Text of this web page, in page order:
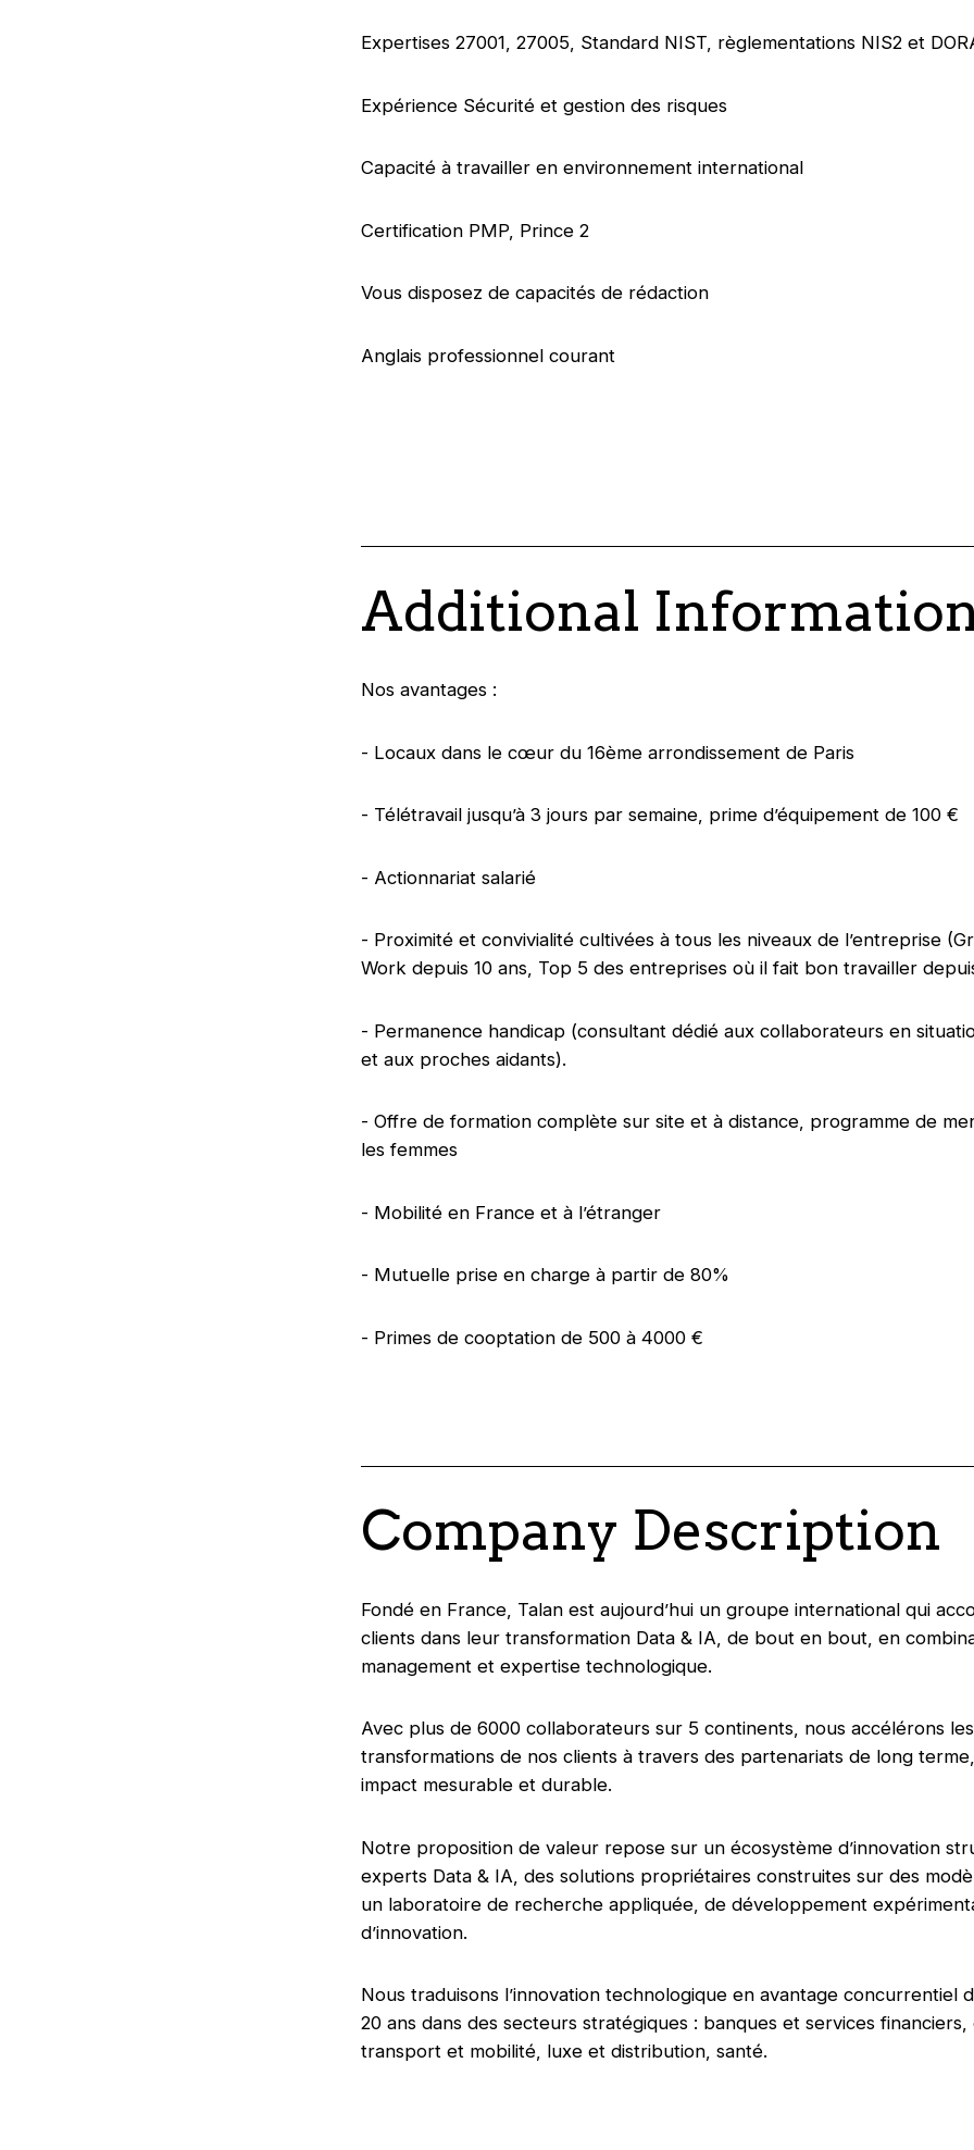
Expertises 27001, 27005, Standard NIST, règlementations NIS2 et
Expérience Sécurité et gestion des risques
Capacité à travailler en environnement international
Certification PMP, Prince 2
Vous disposez de capacités de rédaction
Anglais professionnel courant
Additional
Nos avantages :
- Locaux dans le cœur du 16ème arrondissement de Paris
- Télétravail jusqu’à 3 jours par semaine, prime d’équipement de 100 €
- Actionnariat salarié
- Proximité et convivialité cultivées à tous les niveaux de l’entreprise
Work depuis 10 ans, Top 5 des entreprises où il fait bon travailler
- Permanence handicap (consultant dédié aux collaborateurs en
et aux proches aidants).
- Offre de formation complète sur site et à distance, programme de
les femmes
- Mobilité en France et à l’étranger
- Mutuelle prise en charge à partir de 80%
- Primes de cooptation de 500 à 4000 €
Company Description
Fondé en France, Talan est aujourd’hui un groupe international qui
clients dans leur transformation Data & IA, de bout en bout, en
management et expertise technologique.
Avec plus de 6000 collaborateurs sur 5 continents, nous accélérons les
transformations de nos clients à travers des partenariats de long
impact mesurable et durable.
Notre proposition de valeur repose sur un écosystème d’innovation
experts Data & IA, des solutions propriétaires construites sur des
un laboratoire de recherche appliquée, de développement
d’innovation.
Nous traduisons l’innovation technologique en avantage concurrentiel
20 ans dans des secteurs stratégiques : banques et services financiers,
transport et mobilité, luxe et distribution, santé.